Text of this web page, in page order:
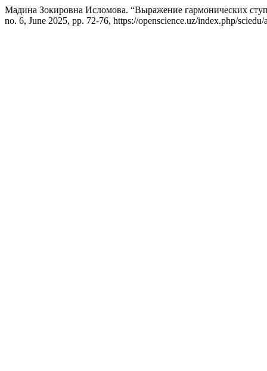
Мадина Зокировна Исломова. “Выражение гармонических
no. 6, June 2025, pp. 72-76, https://openscience.uz/index.php/